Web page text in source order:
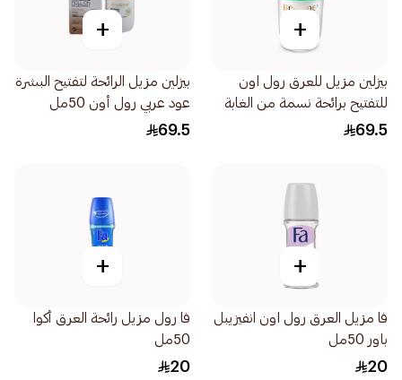
+
بيزلين مزيل للعرق رول اون
للتفتيح برائحة نسمة من الغابة
50مل
69.5
+
بيزلين مزيل الرائحة لتفتيح البشرة
عود عربي رول أون 50مل
69.5
+
فا مزيل العرق رول اون انفيزيبل
باور 50مل
20
+
فا رول مزيل رائحة العرق أكوا
50مل
20